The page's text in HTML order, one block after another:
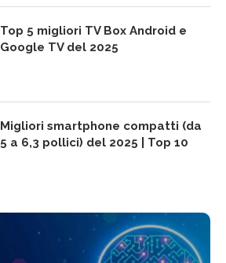
Top 5 migliori TV Box Android e
Google TV del 2025
Migliori smartphone compatti (da
5 a 6,3 pollici) del 2025 | Top 10